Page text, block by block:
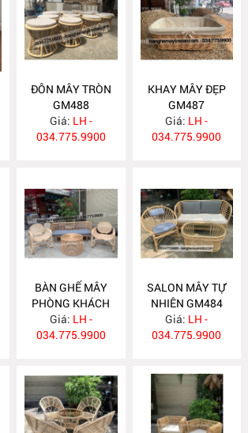
ĐÔN MÂY TRÒN
GM488
Giá: LH -
034.775.9900
KHAY MÂY ĐẸP
GM487
Giá: LH -
034.775.9900
BÀN GHẾ MÂY
PHÒNG KHÁCH
GM485
Giá: LH -
034.775.9900
SALON MÂY TỰ
NHIÊN GM484
Giá: LH -
034.775.9900